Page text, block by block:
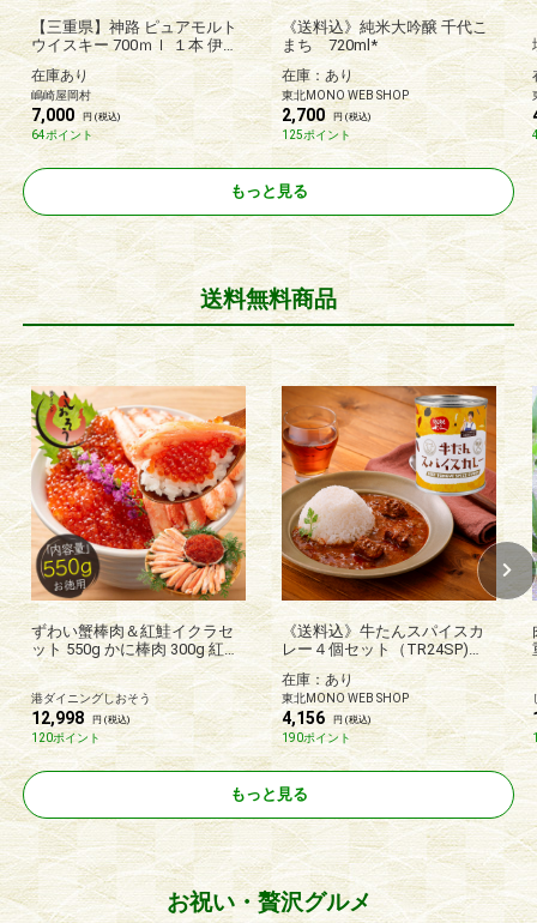
【三重県】神路 ピュアモルト
ウイスキー 700ｍｌ １本 伊勢
萬
在庫あり
嶋崎屋岡村
7,000 円 (税込)
64ポイント
《送料込》純米大吟醸 千代こ
まち 720ml*
在庫：あり
東北MONO WEB SHOP
2,700 円 (税込)
125ポイント
もっと見る
送料無料商品
ずわい蟹棒肉＆紅鮭イクラセ
ット 550g かに棒肉 300g 紅鮭
イクラ 250g ズワイガニ ボイ
ル かに ずわい蟹 蟹 カニ ズワ
イ蟹 いくら醤油漬け イクラ醤
油漬け 魚卵 ギフト
港ダイニングしおそう
12,998 円 (税込)
120ポイント
《送料込》牛たんスパイスカ
レー４個セット（TR24SP)
（利久）
在庫：あり
東北MONO WEB SHOP
4,156 円 (税込)
190ポイント
もっと見る
お祝い・贅沢グルメ